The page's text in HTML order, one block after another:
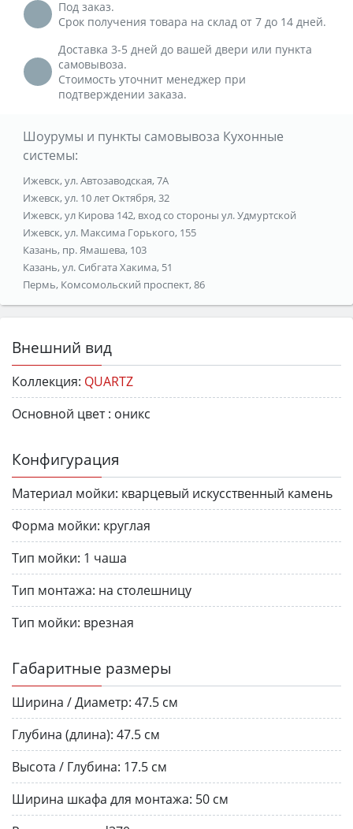
Под заказ.
Срок получения товара на склад от 7 до 14 дней.
Доставка 3-5 дней до вашей двери или пункта
самовывоза.
Стоимость уточнит менеджер при
подтверждении заказа.
Шоурумы и пункты самовывоза Кухонные
системы:
Ижевск, ул. Автозаводская, 7А
Ижевск, ул. 10 лет Октября, 32
Ижевск, ул Кирова 142, вход со стороны ул. Удмуртской
Ижевск, ул. Максима Горького, 155
Казань, пр. Ямашева, 103
Казань, ул. Сибгата Хакима, 51
Пермь, Комсомольский проспект, 86
Внешний вид
Коллекция: QUARTZ
Основной цвет : оникс
Конфигурация
Материал мойки: кварцевый искусственный камень
Форма мойки: круглая
Тип мойки: 1 чаша
Тип монтажа: на столешницу
Тип мойки: врезная
Габаритные размеры
Ширина / Диаметр: 47.5 см
Глубина (длина): 47.5 см
Высота / Глубина: 17.5 см
Ширина шкафа для монтажа: 50 см